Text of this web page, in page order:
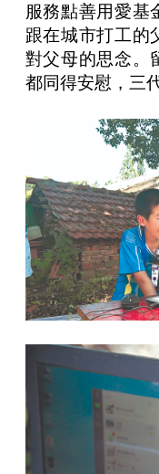
服務點善用愛基
跟在城市打工的
對父母的思念。
都同得安慰，三